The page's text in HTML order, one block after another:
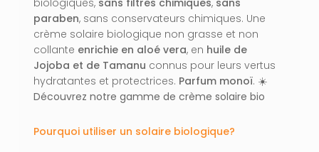
paraben, sans conservateurs chimiques. Une
crème solaire biologique non grasse et non
collante enrichie en aloé vera, en huile de
Jojoba et de Tamanu connus pour leurs vertus
hydratantes et protectrices. Parfum monoï. ☀️
Découvrez notre gamme de crème solaire bio
Pourquoi utiliser un solaire biologique?